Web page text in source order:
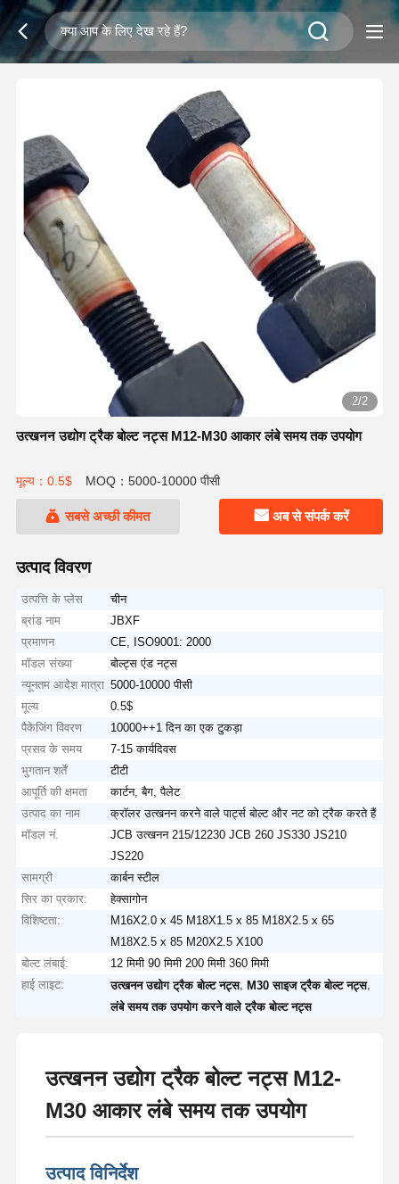
2/2
उत्खनन उद्योग ट्रैक बोल्ट नट्स M12-M30 आकार लंबे समय तक उपयोग
मूल्य：0.5$ MOQ：5000-10000 पीसी
सबसे अच्छी कीमत अब से संपर्क करें
उत्पाद विवरण
उत्पत्ति के प्लेस
चीन
ब्रांड नाम
JBXF
प्रमाणन
CE, ISO9001: 2000
मॉडल संख्या
बोल्ट्स एंड नट्स
न्यूनतम आदेश मात्रा 5000-10000 पीसी
मूल्य
0.5$
पैकेजिंग विवरण
10000++1 दिन का एक टुकड़ा
प्रसव के समय
7-15 कार्यदिवस
भुगतान शर्तें
टीटी
आपूर्ति की क्षमता
कार्टन, बैग, पैलेट
उत्पाद का नाम
क्रॉलर उत्खनन करने वाले पार्ट्स बोल्ट और नट को ट्रैक करते हैं
मॉडल नं.
JCB उत्खनन 215/12230 JCB 260 JS330 JS210
JS220
सामग्री
कार्बन स्टील
सिर का प्रकार:
हेक्सागोन
विशिष्टता:
M16X2.0 x 45 M18X1.5 x 85 M18X2.5 x 65
M18X2.5 x 85 M20X2.5 X100
बोल्ट लंबाई:
12 मिमी 90 मिमी 200 मिमी 360 मिमी
हाई लाइट:
उत्खनन उद्योग ट्रैक बोल्ट नट्स,M30 साइज ट्रैक बोल्ट नट्स,
लंबे समय तक उपयोग करने वाले ट्रैक बोल्ट नट्स
उत्खनन उद्योग ट्रैक बोल्ट नट्स M12-
M30 आकार लंबे समय तक उपयोग
उत्पाद विनिर्देश